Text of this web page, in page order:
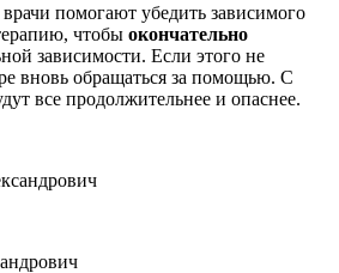
врачи помогают убедить зависимого
чтобы окончательно
зависимости. Если этого не
вновь обращаться за помощью. С
все продолжительнее и опаснее.